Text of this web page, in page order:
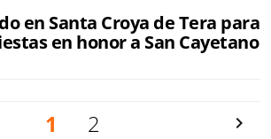
en Santa Croya de Tera para
en honor a San Cayetano
1 2